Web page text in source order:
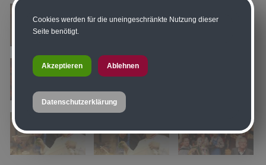
Cookies werden für die uneingeschränkte Nutzung dieser
Seite benötigt.
Akzeptieren Ablehnen
Datenschutzerklärung